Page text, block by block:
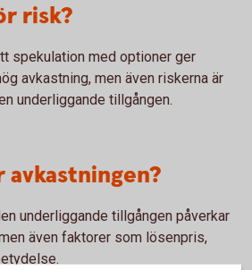
risk?
spekulation med optioner ger
avkastning, men även riskerna är
underliggande tillgången.
avkastningen?
underliggande tillgången påverkar
även faktorer som lösenpris,